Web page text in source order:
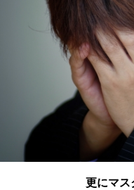
更にマ